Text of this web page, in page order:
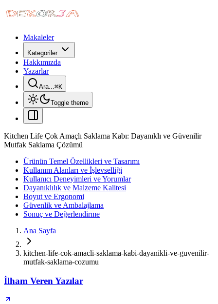
Makaleler
Kategoriler
Hakkımızda
Yazarlar
Ara...⌘K
Toggle theme
Kitchen Life Çok Amaçlı Saklama Kabı: Dayanıklı ve Güvenilir
Mutfak Saklama Çözümü
Ürünün Temel Özellikleri ve Tasarımı
Kullanım Alanları ve İşlevselliği
Kullanıcı Deneyimleri ve Yorumlar
Dayanıklılık ve Malzeme Kalitesi
Boyut ve Ergonomi
Güvenlik ve Ambalajlama
Sonuç ve Değerlendirme
Ana Sayfa
kitchen-life-cok-amacli-saklama-kabi-dayanikli-ve-guvenilir-
mutfak-saklama-cozumu
İlham Veren Yazılar